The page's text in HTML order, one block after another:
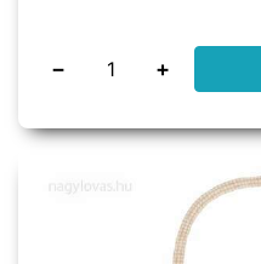
− +